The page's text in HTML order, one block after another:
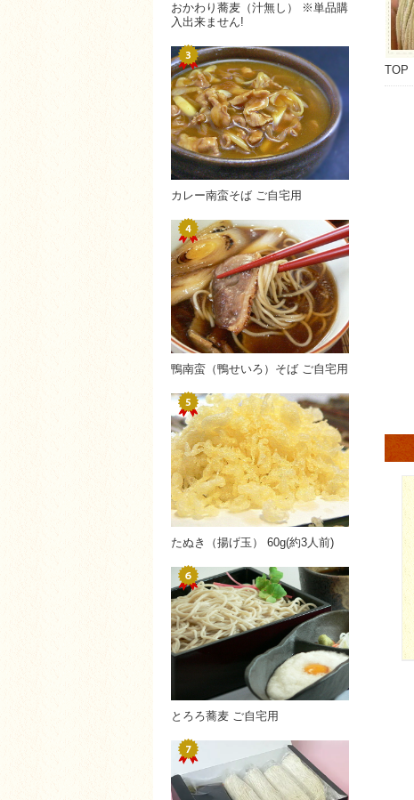
TOP
おかわり蕎麦（汁無し） ※単品購
入出来ません!
カレー南蛮そば ご自宅用
鴨南蛮（鴨せいろ）そば ご自宅用
たぬき（揚げ玉） 60g(約3人前)
とろろ蕎麦 ご自宅用